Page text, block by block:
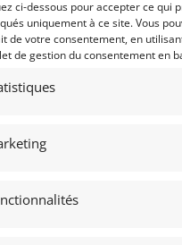
ci-dessous pour accepter ce qui
uniquement à ce site. Vous
de votre consentement, en
de gestion du consentement en
MORGAN +4SS FIA (1963)
MEUDON (FRANCE)
23 juin 2026
503
Vends Morgan Super Sports châssis #
4826 de 1962. Historique certifié (Très
quasiment tous les événements
historiques en Europe et dans le